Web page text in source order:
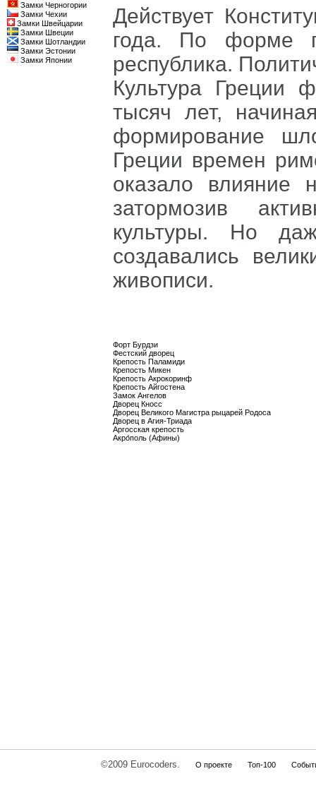
Замки Черногории
Замки Чехии
Замки Швейцарии
Замки Швеции
Замки Шотландии
Замки Эстонии
Замки Японии
Действует
года. По форме
республика.
Культура Греции
тысяч лет,
формирование
Греции времен
оказало влияние
затормозив
культуры. Но
создавались
живописи.
Форт Бурдзи
Фестский дворец
Крепость Паламиди
Крепость Микен
Крепость Акрокоринф
Крепость Айгостена
Замок Ангелов
Дворец Кносс
Дворец Великого Магистра рыцарей Родоса
Дворец в Агия-Триада
Аргосская крепость
Акро́поль (Афины)
©2009 Eurocoders. О проекте Топ-100